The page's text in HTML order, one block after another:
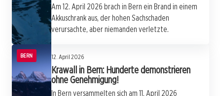
Am 12. April 2026 brach in Bern ein Brand in einem
Akkuschrank aus, der hohen Sachschaden
verursachte, aber niemanden verletzte.
BERN 12. April 2026
Krawall in Bern: Hunderte demonstrieren
ohne Genehmigung!
In Bern versammelten sich am 11. April 2026